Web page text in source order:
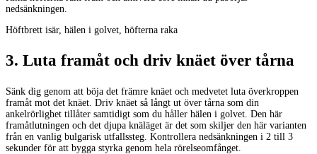
nedsänkningen.
Höftbrett isär, hälen i golvet, höfterna raka
3. Luta framåt och driv knäet över tårna
Sänk dig genom att böja det främre knäet och medvetet luta överkroppen
framåt mot det knäet. Driv knäet så långt ut över tårna som din
ankelrörlighet tillåter samtidigt som du håller hälen i golvet. Den här
framåtlutningen och det djupa knäläget är det som skiljer den här varianten
från en vanlig bulgarisk utfallssteg. Kontrollera nedsänkningen i 2 till 3
sekunder för att bygga styrka genom hela rörelseomfånget.